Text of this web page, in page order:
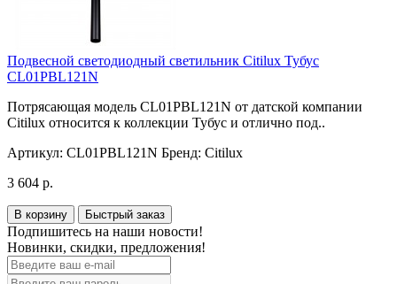
Подвесной светодиодный светильник Citilux Тубус
CL01PBL121N
Потрясающая модель CL01PBL121N от датской компании
Citilux относится к коллекции Тубус и отлично под..
Артикул: CL01PBL121N Бренд: Citilux
3 604 р.
В корзину Быстрый заказ
Подпишитесь на наши новости!
Новинки, скидки, предложения!